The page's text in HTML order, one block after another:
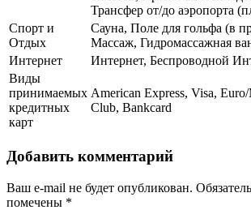
Трансфер от/до аэропорта
Спорт и
Отдых
Сауна, Поле для гольфа (в
Массаж, Гидромассажная
Интернет
Интернет, Беспроводной
Виды
принимаемых
кредитных
карт
American Express, Visa,
Club, Bankcard
Добавить комментарий
Ваш e-mail не будет опубликован.
помечены *